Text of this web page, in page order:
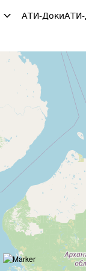
АТИ-Доки